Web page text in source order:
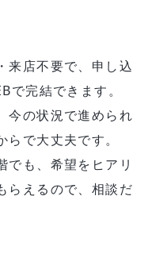
来店不要で、申し込
で完結できます。
今の状況で進められ
で大丈夫です。
でも、希望をヒアリ
らえるので、相談だ